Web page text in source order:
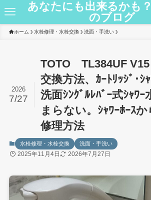
あなたにも出来るかも
のブログ
ホーム 水栓修理・水栓交換 洗面・手洗い
TOTO TL384UF V15
交換方法、ｶｰﾄﾘｯｼﾞ･ｼｬ
洗面ｼﾝｸﾞﾙﾚﾊﾞｰ式ｼｬﾜ
まらない。ｼｬﾜｰﾎｰｽ
修理方法
2026
7/27
水栓修理・水栓交換 洗面・手洗い
2025年11月4日 2026年7月27日